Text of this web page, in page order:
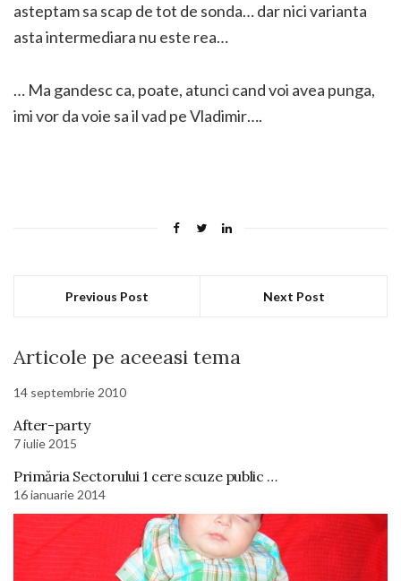
asteptam sa scap de tot de sonda… dar nici varianta
asta intermediara nu este rea…
… Ma gandesc ca, poate, atunci cand voi avea punga,
imi vor da voie sa il vad pe Vladimir….
Previous Post Next Post
Articole pe aceeasi tema
14 septembrie 2010
After-party
7 iulie 2015
Primăria Sectorului 1 cere scuze public …
16 ianuarie 2014